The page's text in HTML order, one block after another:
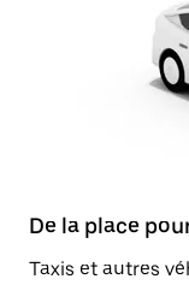
De la place
Taxis et autres